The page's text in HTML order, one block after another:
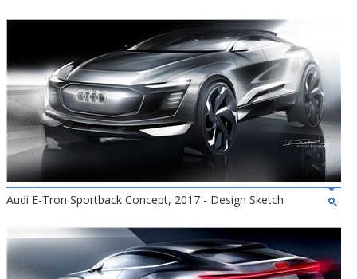
Audi E-Tron Sportback Concept, 2017 - Design Sketch